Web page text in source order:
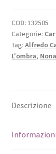
COD: 132505
Categorie:
Tag: Alfredo
L'ombra,
Descrizione